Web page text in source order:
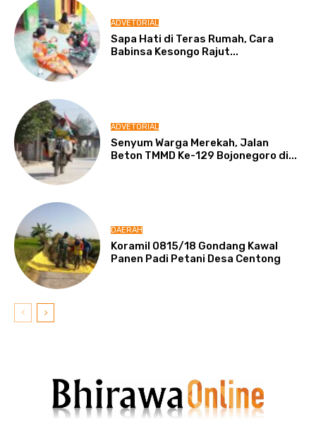
ADVETORIAL
Sapa Hati di Teras Rumah, Cara
Babinsa Kesongo Rajut...
ADVETORIAL
Senyum Warga Merekah, Jalan
Beton TMMD Ke-129 Bojonegoro di...
DAERAH
Koramil 0815/18 Gondang Kawal
Panen Padi Petani Desa Centong